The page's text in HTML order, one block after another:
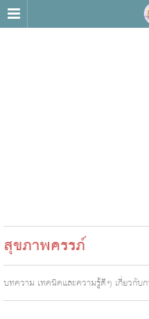
สุขภาพครรภ์
บทความ เทคนิคและความรู้ดีๆ เกี่ยวกับ